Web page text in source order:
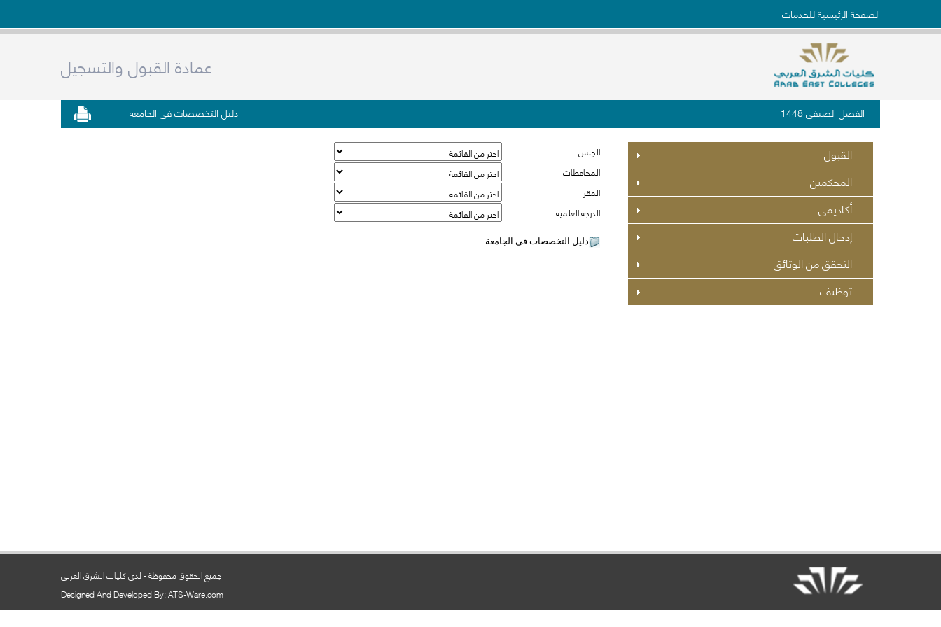
الصفحة الرئيسية للخدمات
عمادة القبول والتسجيل
الفصل الصيفي 1448 دليل التخصصات في الجامعة
القبول
المحكمين
أكاديمي
إدخال الطلبات
التحقق من الوثائق
توظيف
الجنس
المحافظات
المقر
الدرجة العلمية
دليل التخصصات في الجامعة
جميع الحقوق محفوظة - لدى كليات الشرق العربي
Designed And Developed By: ATS-Ware.com